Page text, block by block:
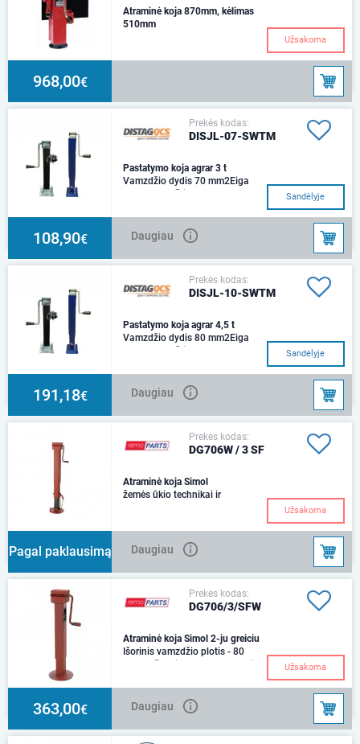
Atraminė koja 870mm, kėlimas
510mm
Užsakoma
968,00€
Prekės kodas:
DISJL-07-SWTM
Pastatymo koja agrar 3 t
Vamzdžio dydis 70 mm2Eiga
380 mmAukštis 400
Sandėlyje
108,90€ Daugiau
Prekės kodas:
DISJL-10-SWTM
Pastatymo koja agrar 4,5 t
Vamzdžio dydis 80 mm2Eiga
600 mmAukštis 660
Sandėlyje
191,18€ Daugiau
Prekės kodas:
DG706W / 3 SF
Atraminė koja Simol
žemės ūkio technikai ir
priekabomssu
plotis - 80 mmVaržto eiga - 300
Užsakoma
Pagal paklausimą Daugiau
Prekės kodas:
DG706/3/SFW
Atraminė koja Simol 2-ju greiciu
Išorinis vamzdžio plotis - 80
mmVaržto eiga - 300 mmSvoris
apkrova - 544
Užsakoma
363,00€ Daugiau